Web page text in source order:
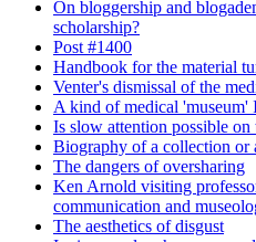
On bloggership and
scholarship?
Post #1400
Handbook for the material
Venter's dismissal of the
A kind of medical 'museum'
Is slow attention possible on
Biography of a collection or
The dangers of oversharing
Ken Arnold visiting
communication and
The aesthetics of disgust